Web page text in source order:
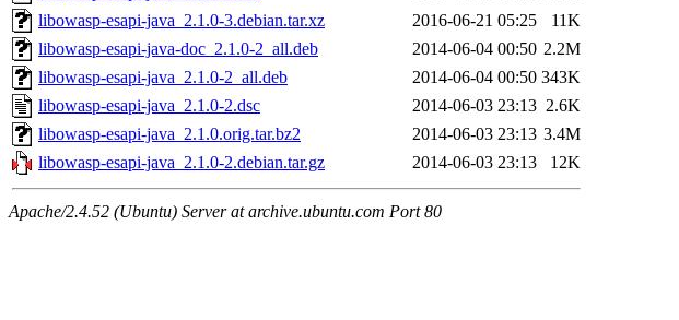
libowasp-esapi-java_2.1.0-3.debian.tar.xz
2016-06-21 05:25
11K
libowasp-esapi-java-doc_2.1.0-2_all.deb
2014-06-04 00:50 2.2M
libowasp-esapi-java_2.1.0-2_all.deb
2014-06-04 00:50 343K
libowasp-esapi-java_2.1.0-2.dsc
2014-06-03 23:13 2.6K
libowasp-esapi-java_2.1.0.orig.tar.bz2
2014-06-03 23:13 3.4M
libowasp-esapi-java_2.1.0-2.debian.tar.gz
2014-06-03 23:13 12K
Apache/2.4.52 (Ubuntu) Server at archive.ubuntu.com Port 80